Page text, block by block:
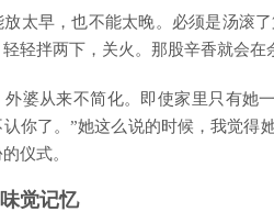
放太早，也不能太晚。必须是汤滚
轻拌两下，关火。那股辛香就会在
外婆从来不简化。即使家里只有她
认你了。”她这么说的时候，我觉
仪式。
觉记忆